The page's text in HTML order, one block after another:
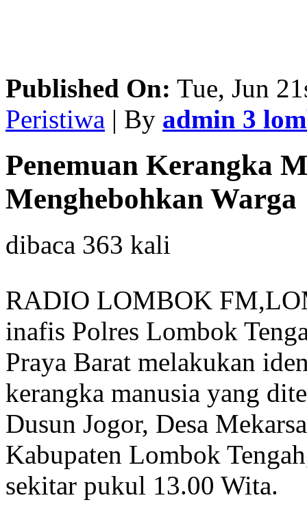
Published On: Tue, Jun
Peristiwa | By admin 3
Penemuan Kerangka
Menghebohkan Warga
dibaca 363 kali
RADIO LOMBOK
inafis Polres Lombok
Praya Barat melakukan
kerangka manusia yang
Dusun Jogor, Desa
Kabupaten Lombok
sekitar pukul 13.00 Wita.